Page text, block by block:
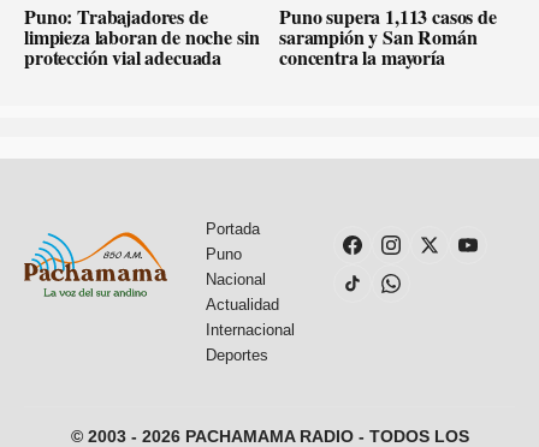
Puno: Trabajadores de
limpieza laboran de noche sin
protección vial adecuada
Puno supera 1,113 casos de
sarampión y San Román
concentra la mayoría
Portada
Puno
Nacional
Actualidad
Internacional
Deportes
© 2003 - 2026 PACHAMAMA RADIO - TODOS LOS